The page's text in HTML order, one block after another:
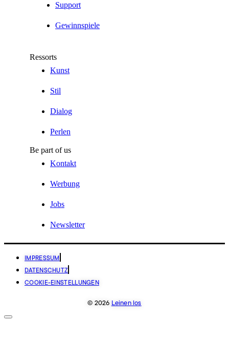
Support
Gewinnspiele
Ressorts
Kunst
Stil
Dialog
Perlen
Be part of us
Kontakt
Werbung
Jobs
Newsletter
IMPRESSUM
DATENSCHUTZ
COOKIE-EINSTELLUNGEN
© 2026 Leinen los